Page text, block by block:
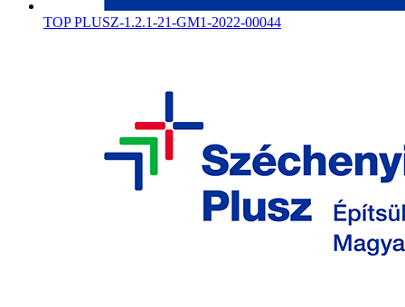
TOP PLUSZ-1.2.1-21-GM1-2022-00044